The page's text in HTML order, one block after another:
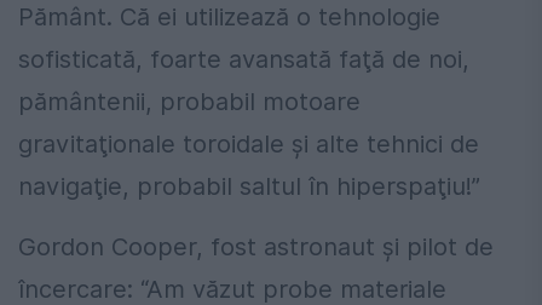
Pământ. Că ei utilizează o tehnologie
sofisticată, foarte avansată faţă de noi,
pământenii, probabil motoare
gravitaţionale toroidale şi alte tehnici de
navigaţie, probabil saltul în hiperspaţiu!”
Gordon Cooper, fost astronaut şi pilot de
încercare: “Am văzut probe materiale